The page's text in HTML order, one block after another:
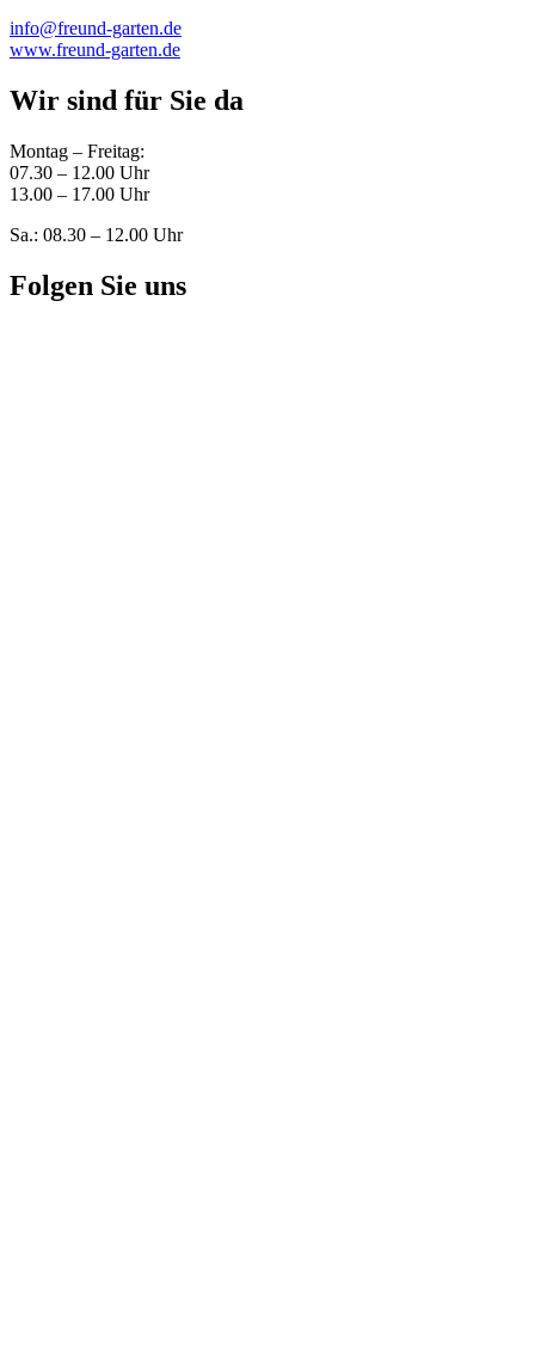
info@freund-garten.de
www.freund-garten.de
Wir sind für Sie da
Montag – Freitag:
07.30 – 12.00 Uhr
13.00 – 17.00 Uhr
Sa.: 08.30 – 12.00 Uhr
Folgen Sie uns